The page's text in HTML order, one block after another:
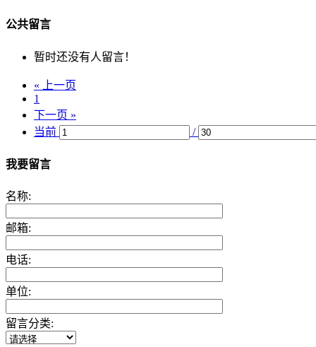
公共留言
暂时还没有人留言！
« 上一页
1
下一页 »
当前
/
我要留言
名称:
邮箱:
电话:
单位:
留言分类: